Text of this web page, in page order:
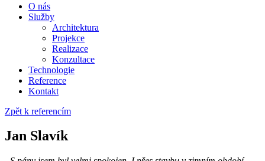
O nás
Služby
Architektura
Projekce
Realizace
Konzultace
Technologie
Reference
Kontakt
Zpět k referencím
Jan Slavík